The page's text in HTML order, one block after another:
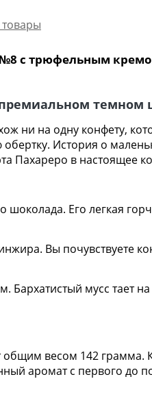
с трюфельным
ни на одну конфету,
История о
Пахареро в настоящее
Его легкая
Вы почувствуете
мусс тает
весом 142 грамма.
аромат с первого до